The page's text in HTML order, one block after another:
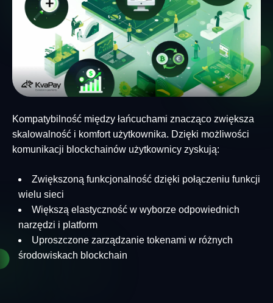
Kompatybilność między łańcuchami znacząco zwiększa
skalowalność i komfort użytkownika. Dzięki możliwości
komunikacji blockchainów użytkownicy zyskują:
Zwiększoną funkcjonalność dzięki połączeniu funkcji
wielu sieci
Większą elastyczność w wyborze odpowiednich
narzędzi i platform
Uproszczone zarządzanie tokenami w różnych
środowiskach blockchain